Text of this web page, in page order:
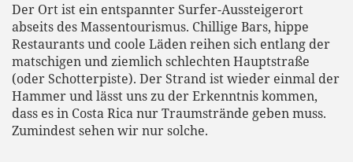
Der Ort ist ein entspannter Surfer-Aussteigerort
abseits des Massentourismus. Chillige Bars, hippe
Restaurants und coole Läden reihen sich entlang der
matschigen und ziemlich schlechten Hauptstraße
(oder Schotterpiste). Der Strand ist wieder einmal der
Hammer und lässt uns zu der Erkenntnis kommen,
dass es in Costa Rica nur Traumstrände geben muss.
Zumindest sehen wir nur solche.